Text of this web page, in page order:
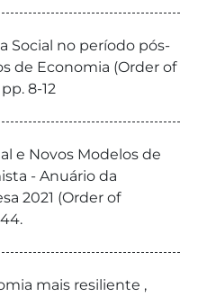
Social no período pós-
de Economia (Order of
8-12
e Novos Modelos de
- Anuário da
2021 (Order of
mais resiliente ,